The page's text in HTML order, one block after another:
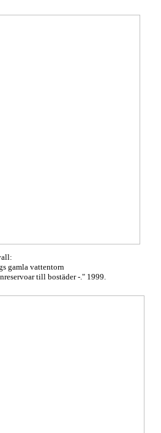
gamla vattentorn
till bostäder -." 1999.